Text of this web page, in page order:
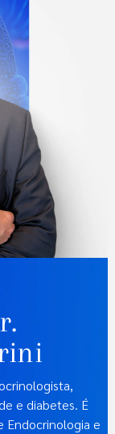
e diabetes. É
Endocrinologia e